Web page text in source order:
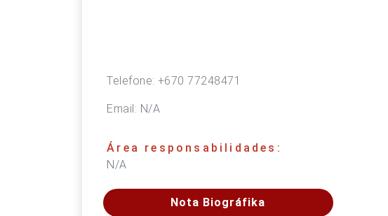
Telefone:+670 77248471
Email: N/A
Área responsabilidades:
N/A
Nota Biográfika